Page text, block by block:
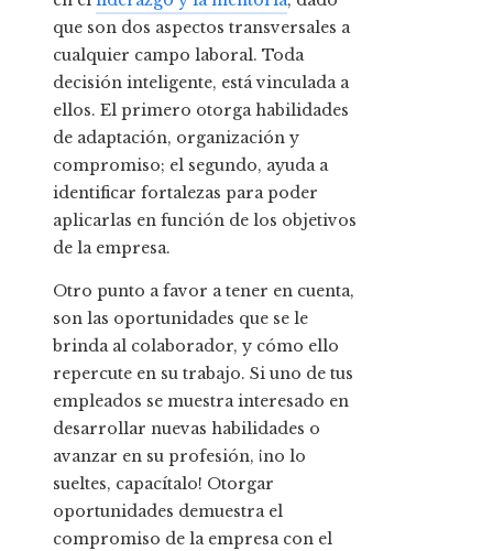
que son dos aspectos transversales a
cualquier campo laboral. Toda
decisión inteligente, está vinculada a
ellos. El primero otorga habilidades
de adaptación, organización y
compromiso; el segundo, ayuda a
identificar fortalezas para poder
aplicarlas en función de los objetivos
de la empresa.
Otro punto a favor a tener en cuenta,
son las oportunidades que se le
brinda al colaborador, y cómo ello
repercute en su trabajo. Si uno de tus
empleados se muestra interesado en
desarrollar nuevas habilidades o
avanzar en su profesión, ¡no lo
sueltes, capacítalo! Otorgar
oportunidades demuestra el
compromiso de la empresa con el